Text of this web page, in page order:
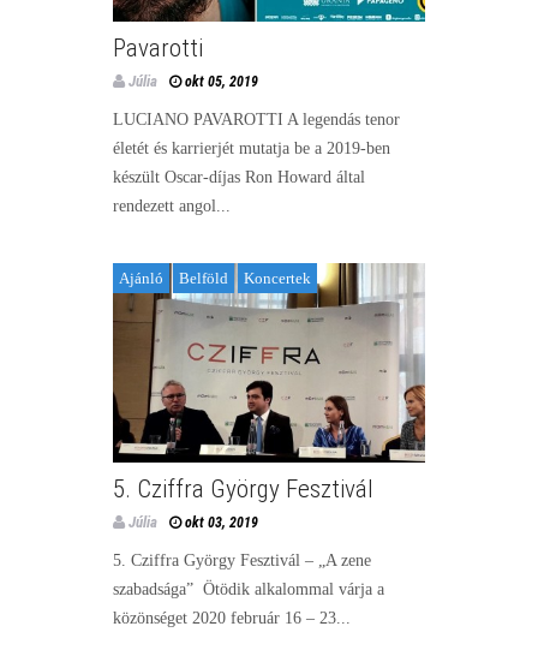
Pavarotti
Júlia okt 05, 2019
LUCIANO PAVAROTTI A legendás tenor
életét és karrierjét mutatja be a 2019-ben
készült Oscar-díjas Ron Howard által
rendezett angol...
Ajánló Belföld Koncertek
5. Cziffra György Fesztivál
Júlia okt 03, 2019
5. Cziffra György Fesztivál – „A zene
szabadsága” Ötödik alkalommal várja a
közönséget 2020 február 16 – 23...